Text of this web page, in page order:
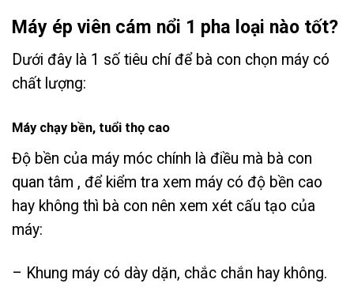
Máy ép viên cám nổi 1 pha loại nào tốt?
Dưới đây là 1 số tiêu chí để bà con chọn máy có
chất lượng:
Máy chạy bền, tuổi thọ cao
Độ bền của máy móc chính là điều mà bà con
quan tâm , để kiểm tra xem máy có độ bền cao
hay không thì bà con nên xem xét cấu tạo của
máy:
– Khung máy có dày dặn, chắc chắn hay không.